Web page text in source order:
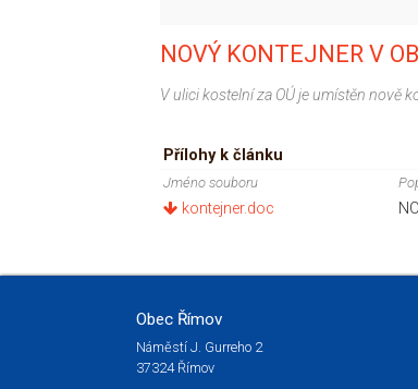
NOVÝ KONTEJNER V
V ulici kostelní za OÚ je umístěn nově
Přílohy k článku
Jméno souboru
kontejner.doc
Obec Římov
Náměstí J. Gurreho 2
37324 Římov